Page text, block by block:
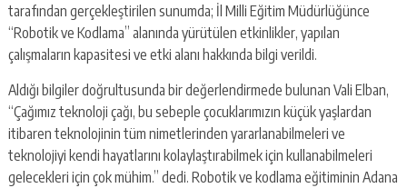
tarafından gerçekleştirilen sunumda; İl Milli Eğitim Müdürlüğünce
“Robotik ve Kodlama” alanında yürütülen etkinlikler, yapılan
çalışmaların kapasitesi ve etki alanı hakkında bilgi verildi.
Aldığı bilgiler doğrultusunda bir değerlendirmede bulunan Vali Elban,
“Çağımız teknoloji çağı, bu sebeple çocuklarımızın küçük yaşlardan
itibaren teknolojinin tüm nimetlerinden yararlanabilmeleri ve
teknolojiyi kendi hayatlarını kolaylaştırabilmek için kullanabilmeleri
gelecekleri için çok mühim.” dedi. Robotik ve kodlama eğitiminin Adana